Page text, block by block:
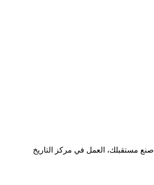
اصنع مستقبلك، العمل في مركز التاريخ